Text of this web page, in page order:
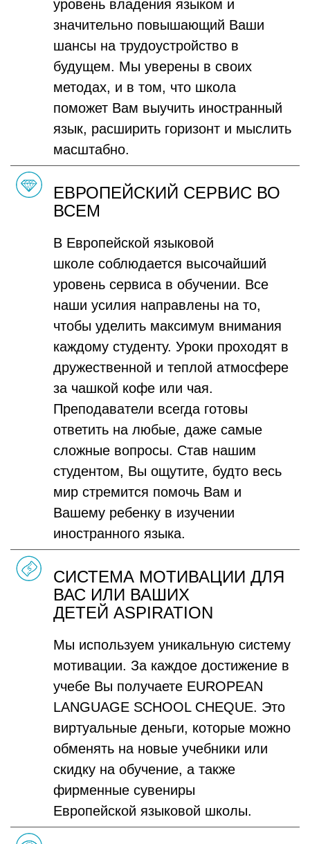
уровень владения языком и
значительно повышающий Ваши
шансы на трудоустройство в
будущем. Мы уверены в своих
методах, и в том, что школа
поможет Вам выучить иностранный
язык, расширить горизонт и мыслить
масштабно.
ЕВРОПЕЙСКИЙ СЕРВИС ВО
ВСЕМ
В Европейской языковой
школе соблюдается высочайший
уровень сервиса в обучении. Все
наши усилия направлены на то,
чтобы уделить максимум внимания
каждому студенту. Уроки проходят в
дружественной и теплой атмосфере
за чашкой кофе или чая.
Преподаватели всегда готовы
ответить на любые, даже самые
сложные вопросы. Став нашим
студентом, Вы ощутите, будто весь
мир стремится помочь Вам и
Вашему ребенку в изучении
иностранного языка.
СИСТЕМА МОТИВАЦИИ ДЛЯ
ВАС ИЛИ ВАШИХ
ДЕТЕЙ ASPIRATION
Мы используем уникальную систему
мотивации. За каждое достижение в
учебе Вы получаете EUROPEAN
LANGUAGE SCHOOL CHEQUE. Это
виртуальные деньги, которые можно
обменять на новые учебники или
скидку на обучение, а также
фирменные сувениры
Европейской языковой школы.